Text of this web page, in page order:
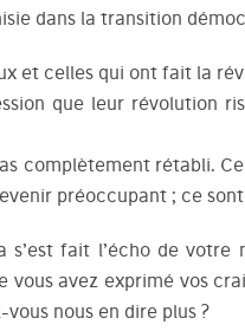
dans la transition
et celles qui ont fait la
que leur révolution
complètement rétabli.
préoccupant ; ce
s’est fait l’écho de
vous avez exprimé vos
nous en dire plus ?